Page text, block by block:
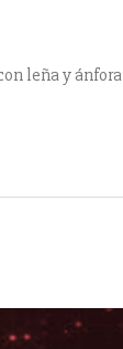
leña y ánfora